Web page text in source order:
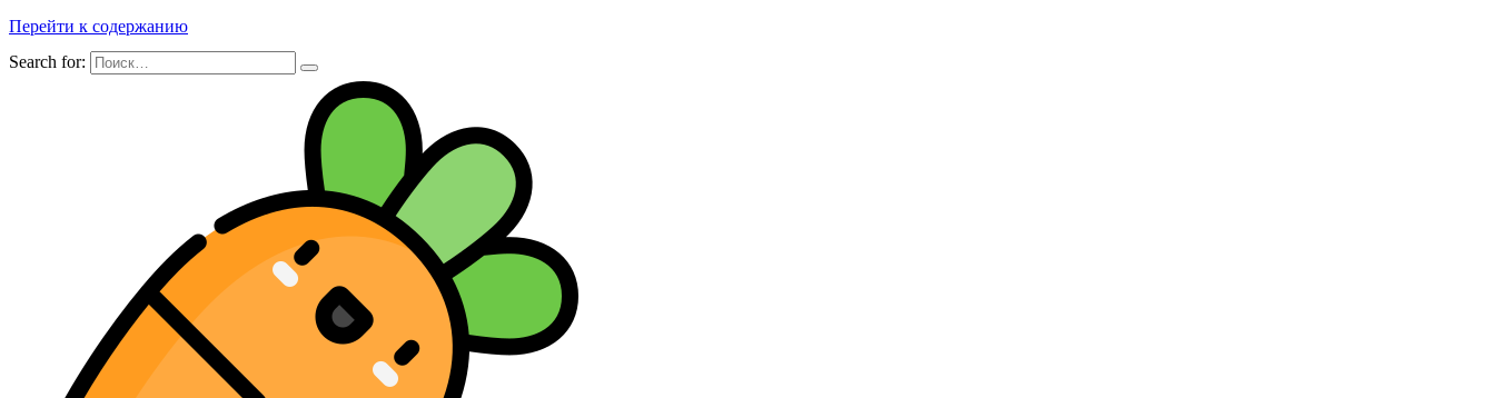
Перейти к содержанию
Search for: